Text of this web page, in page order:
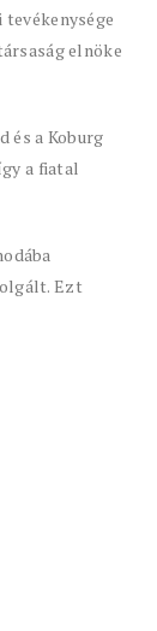
elnöke
és a Koburg
a fiatal
Ezt